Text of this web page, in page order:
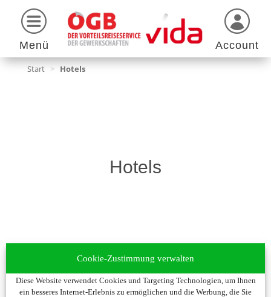
Cookie-Zustimmung verwalten
Diese Website verwendet Cookies und Targeting Technologien, um Ihnen
ein besseres Internet-Erlebnis zu ermöglichen und die Werbung, die Sie
Menü Account
Start > Hotels
Hotels